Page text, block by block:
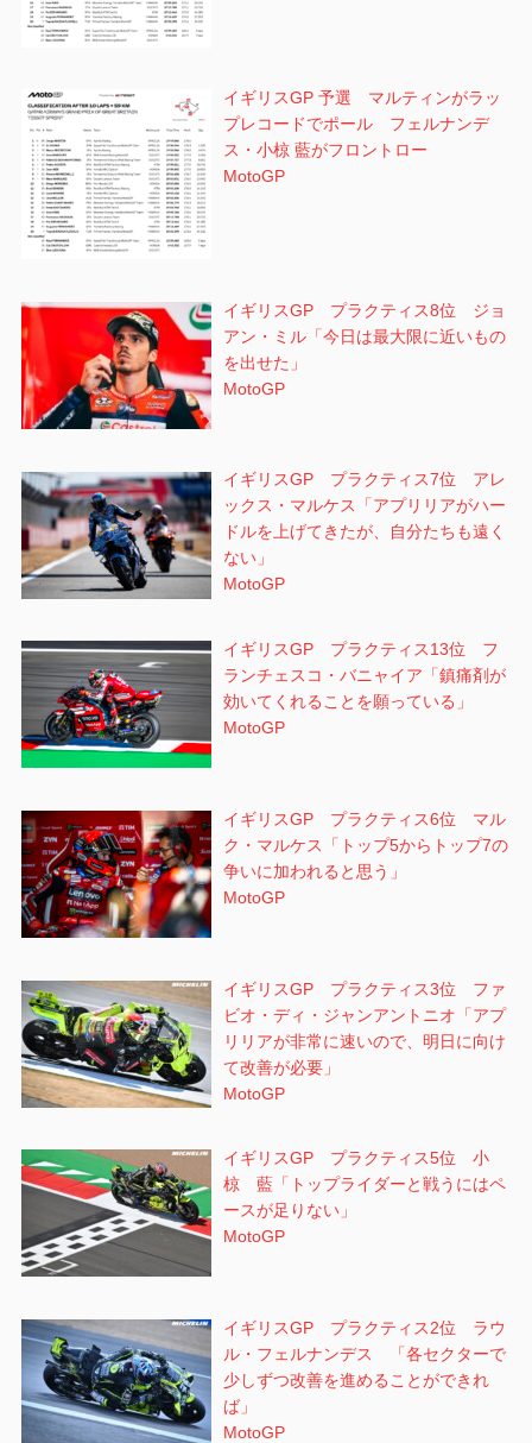
イギリスGP 予選 マルティンがラッ
プレコードでポール フェルナンデ
ス・小椋 藍がフロントロー
MotoGP
イギリスGP プラクティス8位 ジョ
アン・ミル「今日は最大限に近いもの
を出せた」
MotoGP
イギリスGP プラクティス7位 アレ
ックス・マルケス「アプリリアがハー
ドルを上げてきたが、自分たちも遠く
ない」
MotoGP
イギリスGP プラクティス13位 フ
ランチェスコ・バニャイア「鎮痛剤が
効いてくれることを願っている」
MotoGP
イギリスGP プラクティス6位 マル
ク・マルケス「トップ5からトップ7の
争いに加われると思う」
MotoGP
イギリスGP プラクティス3位 ファ
ビオ・ディ・ジャンアントニオ「アプ
リリアが非常に速いので、明日に向け
て改善が必要」
MotoGP
イギリスGP プラクティス5位 小
椋 藍「トップライダーと戦うにはペ
ースが足りない」
MotoGP
イギリスGP プラクティス2位 ラウ
ル・フェルナンデス 「各セクターで
少しずつ改善を進めることができれ
ば」
MotoGP